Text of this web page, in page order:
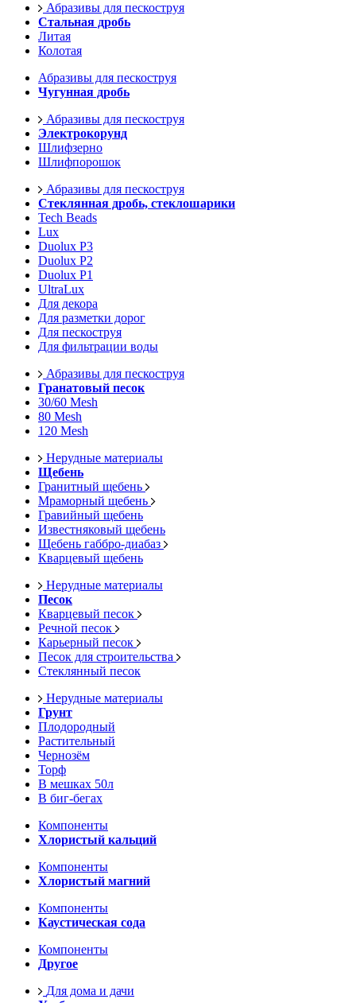
Абразивы для пескоструя
Стальная дробь
Литая
Колотая
Абразивы для пескоструя
Чугунная дробь
Абразивы для пескоструя
Электрокорунд
Шлифзерно
Шлифпорошок
Абразивы для пескоструя
Стеклянная дробь, стеклошарики
Tech Beads
Lux
Duolux P3
Duolux P2
Duolux P1
UltraLux
Для декора
Для разметки дорог
Для пескоструя
Для фильтрации воды
Абразивы для пескоструя
Гранатовый песок
30/60 Mesh
80 Mesh
120 Mesh
Нерудные материалы
Щебень
Гранитный щебень
Мраморный щебень
Гравийный щебень
Известняковый щебень
Щебень габбро-диабаз
Кварцевый щебень
Нерудные материалы
Песок
Кварцевый песок
Речной песок
Карьерный песок
Песок для строительства
Стеклянный песок
Нерудные материалы
Грунт
Плодородный
Растительный
Чернозём
Торф
В мешках 50л
В биг-бегах
Компоненты
Хлористый кальций
Компоненты
Хлористый магний
Компоненты
Каустическая сода
Компоненты
Другое
Для дома и дачи